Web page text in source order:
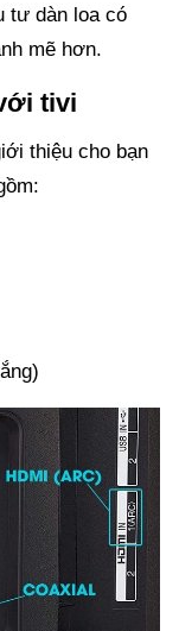
tư dàn loa có
mẽ hơn.
tivi
thiệu cho bạn